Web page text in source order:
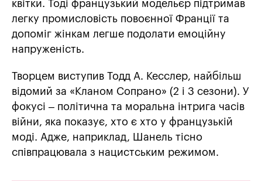
квітки. Тоді французький модельєр підтримав
легку промисловість повоєнної Франції та
допоміг жінкам легше подолати емоційну
напруженість.
Творцем виступив Тодд А. Кесслер, найбільш
відомий за «Кланом Сопрано» (2 і 3 сезони). У
фокусі – політична та моральна інтрига часів
війни, яка показує, хто є хто у французькій
моді. Адже, наприклад, Шанель тісно
співпрацювала з нацистським режимом.